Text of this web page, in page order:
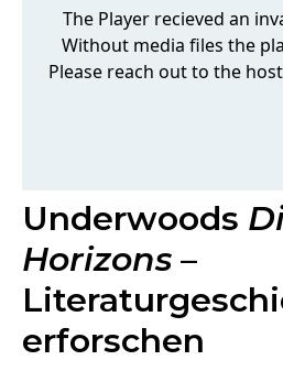
Underwoods
Horizons –
erforschen